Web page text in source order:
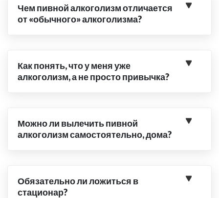
Чем пивной алкоголизм отличается
от «обычного» алкоголизма?
Как понять, что у меня уже
алкоголизм, а не просто привычка?
Можно ли вылечить пивной
алкоголизм самостоятельно, дома?
Обязательно ли ложиться в
стационар?